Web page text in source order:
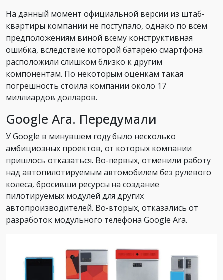
На данный момент официальной версии из штаб-
квартиры компании не поступало, однако по всем
предположениям виной всему конструктивная
ошибка, вследствие которой батарею смартфона
расположили слишком близко к другим
компонентам. По некоторым оценкам такая
погрешность стоила компании около 17
миллиардов долларов.
Google Ara. Передумали
У Google в минувшем году было несколько
амбициозных проектов, от которых компании
пришлось отказаться. Во-первых, отменили работу
над автопилотируемым автомобилем без рулевого
колеса, бросивши ресурсы на создание
пилотируемых модулей для других
автопроизводителей. Во-вторых, отказались от
разработок модульного телефона Google Ara.